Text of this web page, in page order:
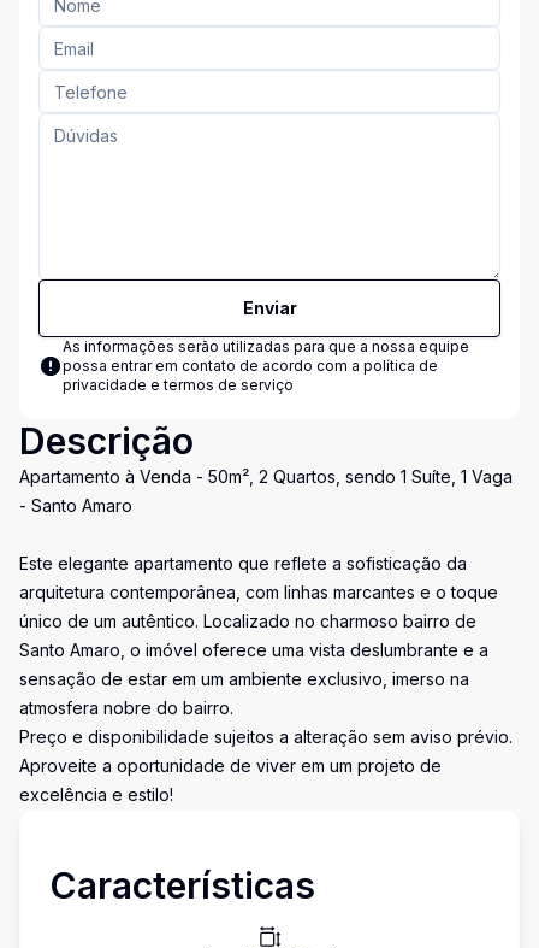
Enviar
As informações serão utilizadas para que a nossa equipe
possa entrar em contato de acordo com a política de
privacidade e termos de serviço
Descrição
Apartamento à Venda - 50m², 2 Quartos, sendo 1 Suíte, 1 Vaga
- Santo Amaro
Este elegante apartamento que reflete a sofisticação da
arquitetura contemporânea, com linhas marcantes e o toque
único de um autêntico. Localizado no charmoso bairro de
Santo Amaro, o imóvel oferece uma vista deslumbrante e a
sensação de estar em um ambiente exclusivo, imerso na
atmosfera nobre do bairro.
Preço e disponibilidade sujeitos a alteração sem aviso prévio.
Aproveite a oportunidade de viver em um projeto de
excelência e estilo!
Características